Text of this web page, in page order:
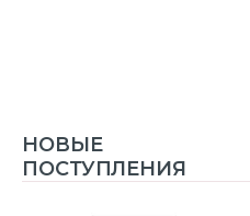
НОВЫЕ
ПОСТУПЛЕНИЯ